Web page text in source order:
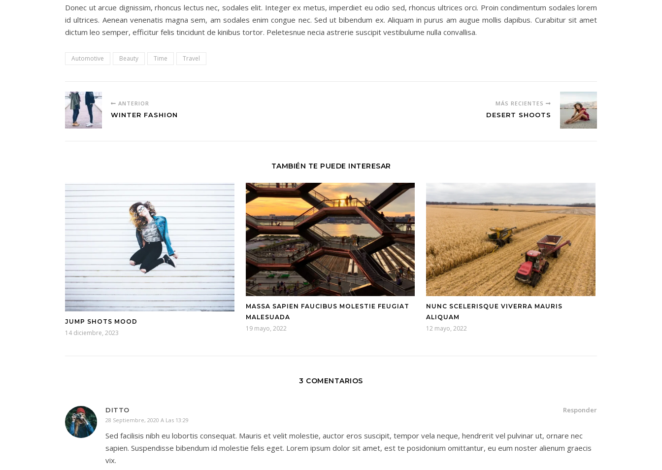
Donec ut arcue dignissim, rhoncus lectus nec, sodales elit. Integer ex metus, imperdiet eu odio sed, rhoncus ultrices orci. Proin condimentum sodales lorem
id ultrices. Aenean venenatis magna sem, am sodales enim congue nec. Sed ut bibendum ex. Aliquam in purus am augue mollis dapibus. Curabitur sit amet
dictum leo semper, efficitur felis tincidunt de kinibus tortor. Peletesnue necia astrerie suscipit vestibulume nulla convallisa.
Automotive Beauty Time Travel
ANTERIOR
WINTER FASHION
MÁS RECIENTES
DESERT SHOOTS
TAMBIÉN TE PUEDE INTERESAR
JUMP SHOTS MOOD
14 diciembre, 2023
MASSA SAPIEN FAUCIBUS MOLESTIE FEUGIAT
MALESUADA
19 mayo, 2022
NUNC SCELERISQUE VIVERRA MAURIS
ALIQUAM
12 mayo, 2022
3 COMENTARIOS
DITTO
28 Septiembre, 2020 A Las 13:29
Responder
Sed facilisis nibh eu lobortis consequat. Mauris et velit molestie, auctor eros suscipit, tempor vela neque, hendrerit vel pulvinar ut, ornare nec
sapien. Suspendisse bibendum id molestie felis eget. Lorem ipsum dolor sit amet, est te posidonium omittantur, eu eum noster alienum graecis
vix.